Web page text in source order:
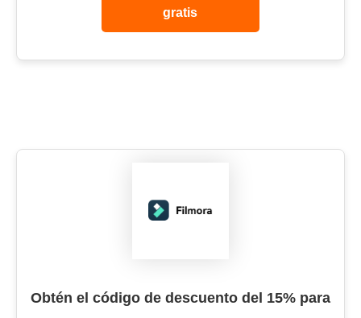
gratis
Obtén el código de descuento del 15% para